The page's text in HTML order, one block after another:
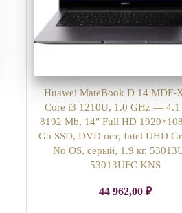
Huawei MateBook D 14 MDF-
Core i3 1210U, 1.0 GHz — 4.1
8192 Mb, 14″ Full HD
Gb SSD, DVD нет, Intel UHD
No OS, серый, 1.9 кг,
53013UFC KNS
44 962,00 ₽